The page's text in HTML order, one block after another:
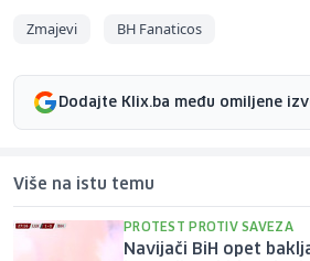
Zmajevi BH Fanaticos
Dodajte Klix.ba među omiljene
Više na istu temu
PROTEST PROTIV SAVEZA
Navijači BiH opet